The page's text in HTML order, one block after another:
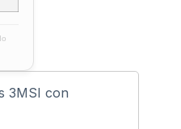
3MSI con